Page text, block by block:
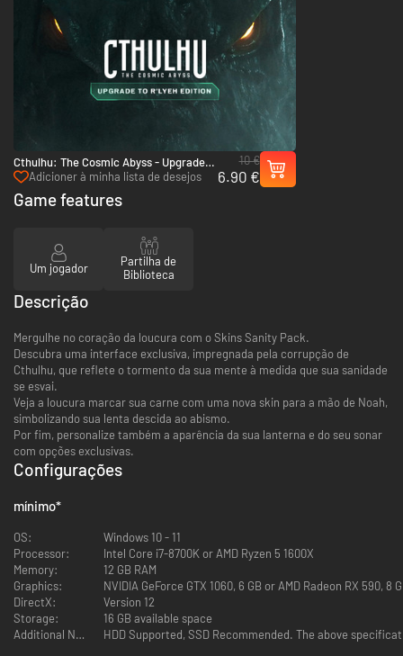
Cthulhu: The Cosmic Abyss - Upgrade
to R'lyeh Edition - PC (Steam)
Adicioner à minha lista de desejos
10 €
6.90 €
Game features
Um jogador
Partilha de
Biblioteca
Descrição
Mergulhe no coração da loucura com o Skins Sanity Pack.
Descubra uma interface exclusiva, impregnada pela corrupção de
Cthulhu, que reflete o tormento da sua mente à medida que sua sanidade
se esvai.
Veja a loucura marcar sua carne com uma nova skin para a mão de Noah,
simbolizando sua lenta descida ao abismo.
Por fim, personalize também a aparência da sua lanterna e do seu sonar
com opções exclusivas.
Configurações
mínimo*
OS:
Windows 10 - 11
Processor:
Intel Core i7-8700K or AMD Ryzen 5 1600X
Memory:
12 GB RAM
Graphics:
NVIDIA GeForce GTX 1060, 6 GB or AMD Radeon RX 590, 8
DirectX:
Version 12
Storage:
16 GB available space
Additional Notes:
HDD Supported, SSD Recommended. The above